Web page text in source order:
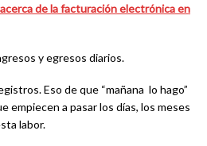
de la facturación electrónica en
y egresos diarios.
Eso de que “mañana lo hago”
empiecen a pasar los días, los meses
labor.